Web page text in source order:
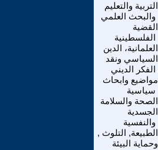
التربية والتعليم
والبحث العلمي
القضية
الفلسطينية
العلمانية، الدين
السياسي ونقد
الفكر الديني
مواضيع وابحاث
سياسية
الصحة والسلامة
الجسدية
والنفسية
الطبيعة, التلوث ,
وحماية البيئة